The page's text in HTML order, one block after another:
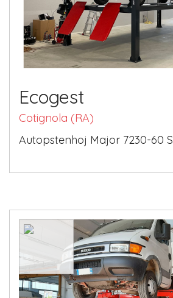
Ecogest
Cotignola (RA)
Autopstenhoj Major 7230-60 S